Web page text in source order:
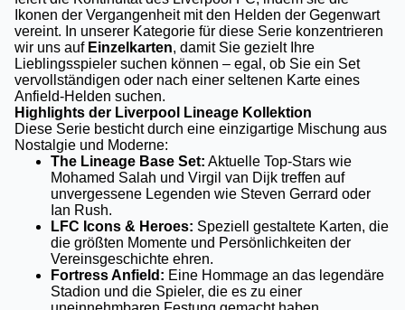
Ikonen der Vergangenheit mit den Helden der Gegenwart
vereint. In unserer Kategorie für diese Serie konzentrieren
wir uns auf Einzelkarten, damit Sie gezielt Ihre
Lieblingsspieler suchen können – egal, ob Sie ein Set
vervollständigen oder nach einer seltenen Karte eines
Anfield-Helden suchen.
Highlights der Liverpool Lineage Kollektion
Diese Serie besticht durch eine einzigartige Mischung aus
Nostalgie und Moderne:
The Lineage Base Set: Aktuelle Top-Stars wie
Mohamed Salah und Virgil van Dijk treffen auf
unvergessene Legenden wie Steven Gerrard oder
Ian Rush.
LFC Icons & Heroes: Speziell gestaltete Karten, die
die größten Momente und Persönlichkeiten der
Vereinsgeschichte ehren.
Fortress Anfield: Eine Hommage an das legendäre
Stadion und die Spieler, die es zu einer